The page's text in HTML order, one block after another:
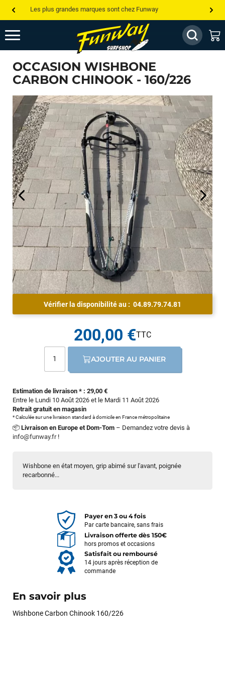
Les plus grandes marques sont chez Funway
Jusqu’à -75% de remise sur le windsurf, wingfoil, etc...
💰 Meilleur prix garanti — Moins cher ailleurs ? On s’aligne !
Besoin de conseils de pro ? Appelle nous !
OCCASION WISHBONE
CARBON CHINOOK - 160/226
Wishbone en état moyen, grip abimé sur l'avant, poignée
recarbonné...
Vérifier la disponibilité au : 04.89.79.74.81
Estimation de livraison * : 29,00 €
Entre le Lundi 10 Août 2026 et le Mardi 11 Août 2026
Retrait gratuit en magasin
* Calculée sur une livraison standard à domicile en France métropolitaine
📦 Livraison en Europe et Dom-Tom – Demandez votre devis à
info@funway.fr!
200,00 €
AJOUTER AU PANIER
Payer en 3 ou 4 fois
Par carte bancaire, sans frais
Livraison offerte dès 150€
hors promos et occasions
Satisfait ou remboursé
14 jours après réception de
commande
En savoir plus
Wishbone Carbon Chinook 160/226